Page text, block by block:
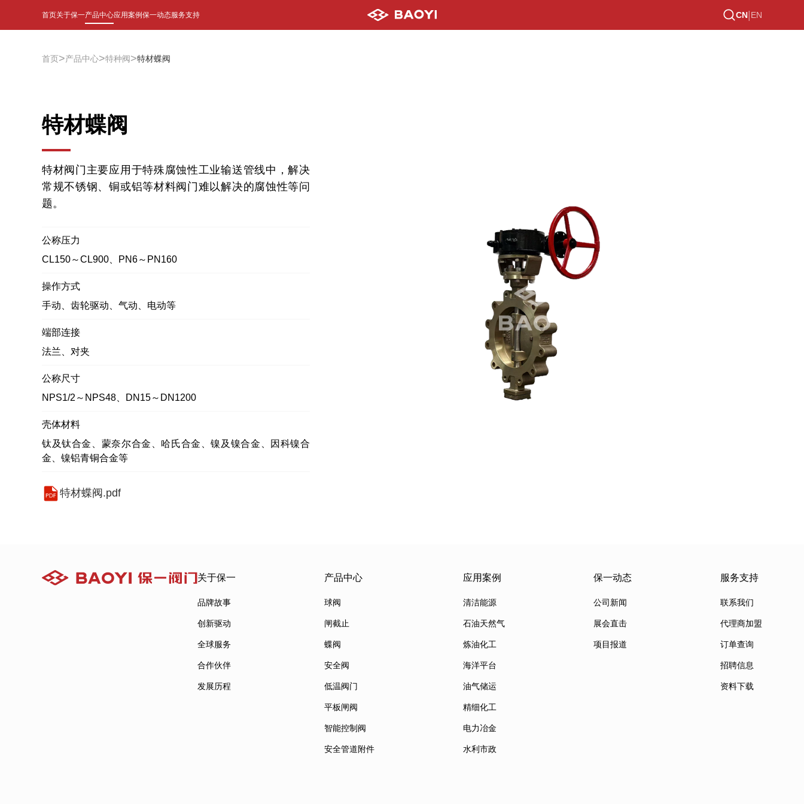
首页关于保一产品中心应用案例保一动态服务支持 CN|EN
首页>产品中心>特种阀>特材蝶阀
特材蝶阀
特材阀门主要应用于特殊腐蚀性工业输送管线中，解决
常规不锈钢、铜或铝等材料阀门难以解决的腐蚀性等问
题。
公称压力
CL150～CL900、PN6～PN160
操作方式
手动、齿轮驱动、气动、电动等
端部连接
法兰、对夹
公称尺寸
NPS1/2～NPS48、DN15～DN1200
壳体材料
钛及钛合金、蒙奈尔合金、哈氏合金、镍及镍合金、因科镍合
金、镍铝青铜合金等
特材蝶阀.pdf
关于保一
品牌故事
创新驱动
全球服务
合作伙伴
发展历程
产品中心
球阀
闸截止
蝶阀
安全阀
低温阀门
平板闸阀
智能控制阀
安全管道附件
应用案例
清洁能源
石油天然气
炼油化工
海洋平台
油气储运
精细化工
电力冶金
水利市政
保一动态
公司新闻
展会直击
项目报道
服务支持
联系我们
代理商加盟
订单查询
招聘信息
资料下载